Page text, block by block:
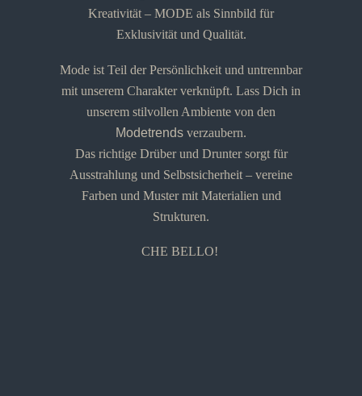
Kreativität – MODE als Sinnbild für
Exklusivität und Qualität.
Mode ist Teil der Persönlichkeit und untrennbar
mit unserem Charakter verknüpft. Lass Dich in
unserem stilvollen Ambiente von den
Modetrends verzaubern.
Das richtige Drüber und Drunter sorgt für
Ausstrahlung und Selbstsicherheit – vereine
Farben und Muster mit Materialien und
Strukturen.
CHE BELLO!